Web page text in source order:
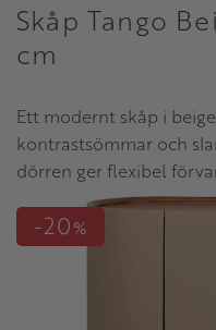
Skåp Tango
cm
Ett modernt skåp i
kontrastsömmar och
dörren ger flexibel
20%